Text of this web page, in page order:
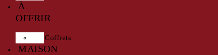
À
OFFRIR
Coffrets
MAISON